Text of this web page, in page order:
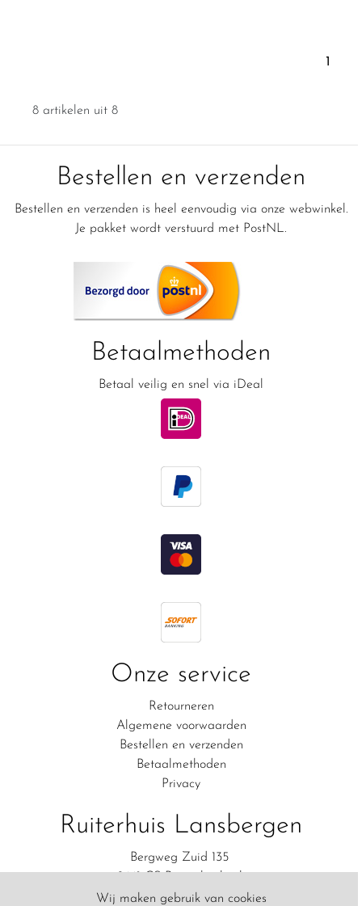
Wij maken gebruik van cookies
1
8 artikelen uit 8
Bestellen en verzenden
Bestellen en verzenden is heel eenvoudig via onze webwinkel.
Je pakket wordt verstuurd met PostNL.
Betaalmethoden
Betaal veilig en snel via iDeal
Onze service
Retourneren
Algemene voorwaarden
Bestellen en verzenden
Betaalmethoden
Privacy
Ruiterhuis Lansbergen
Bergweg Zuid 135
06-83111554